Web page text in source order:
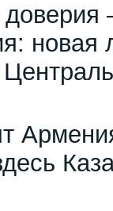
новая